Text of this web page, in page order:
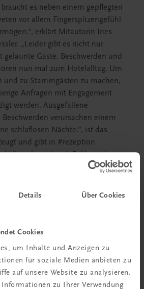
Details Über Cookies
Cookies
um Inhalte und Anzeigen zu
für soziale Medien anbieten zu
auf unsere Website zu analysieren.
zu Ihrer Verwendung
es neben einem gepflegten
vor allem Fingerspitzengefühl
erklärt Mitautorin Ines
„Leider gibt es nicht nur
Gäste. Beschwerden und
nun mal zum Hotelalltag. Um
und zu Stammgästen zu machen,
Anfragen mit Engagement
werden. Ausgefallene
verursachen einem
schlaflosen Nächte.”, ist das
und gibt in #rezeption
Hinweise, wie mit Reklamationen
professionell umgegangen
Das neue Nachschlagewerk
auf alle Fragen zum breiten
Management eine Antwort.